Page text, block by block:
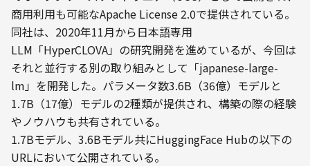
商用利用も可能なApache License 2.0で提供されている。
同社は、2020年11月から日本語専用
LLM「HyperCLOVA」の研究開発を進めているが、今回は
それと並行する別の取り組みとして「japanese-large-
lm」を開発した。パラメータ数3.6B（36億）モデルと
1.7B（17億）モデルの2種類が提供され、構築の際の経験
やノウハウも共有されている。
1.7Bモデル、3.6Bモデル共にHuggingFace Hubの以下の